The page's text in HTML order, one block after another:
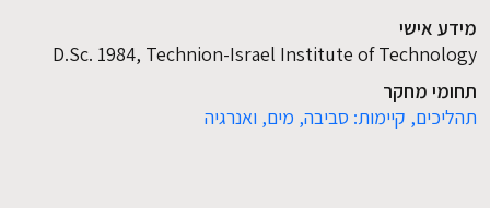
מידע אישי
D.Sc. 1984, Technion-Israel Institute of Technology
תחומי מחקר
תהליכים, קיימות: סביבה, מים, ואנרגיה